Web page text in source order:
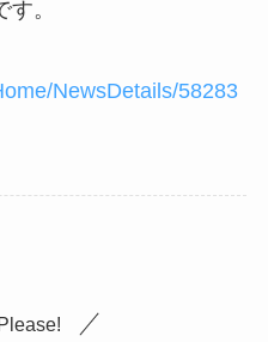
。
NewsDetails/58283